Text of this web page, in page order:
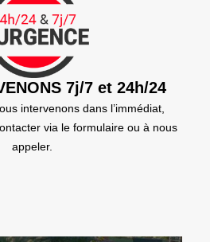
7j/7 et 24h/24
intervenons dans l’immédiat,
via le formulaire ou à nous
appeler.